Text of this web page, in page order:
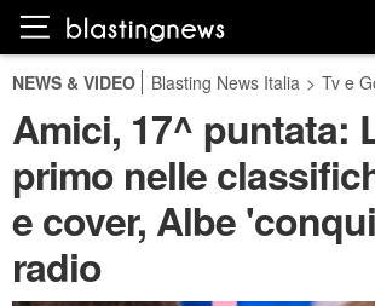
NEWS & VIDEO Blasting News Italia > Tv e
Amici, 17^ puntata:
primo nelle
e cover, Albe
radio